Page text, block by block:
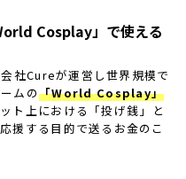
Cosplay」で使える
社Cureが運営し世界規模で
ムの「World Cosplay」
ト上における「投げ銭」と
援する目的で送るお金のこ